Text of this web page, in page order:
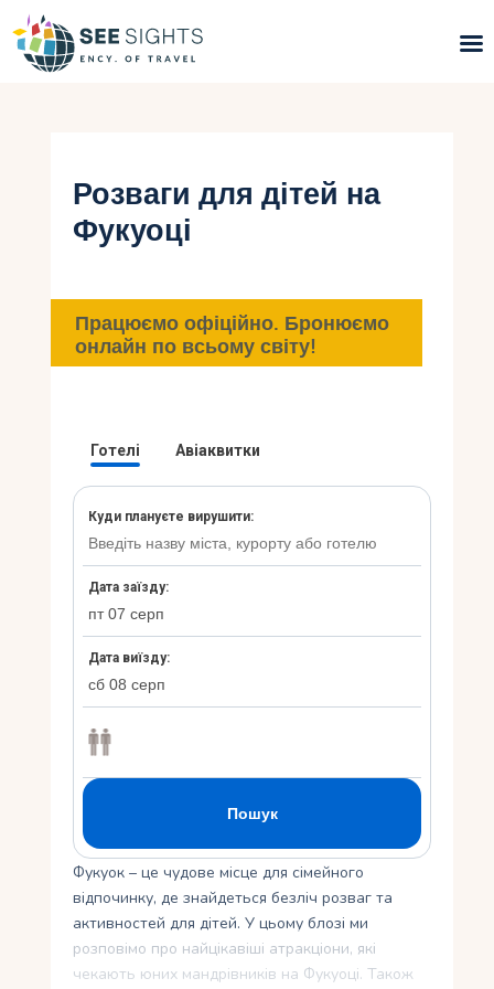
Гарячі тури
Типи Турів
Інфо
Контакти
Розваги для дітей на
Фукуоці
Працюємо офіційно. Бронюємо
онлайн по всьому світу!
Фукуок – це чудове місце для сімейного
відпочинку, де знайдеться безліч розваг та
активностей для дітей. У цьому блозі ми
розповімо про найцікавіші атракціони, які
чекають юних мандрівників на Фукуоці. Також